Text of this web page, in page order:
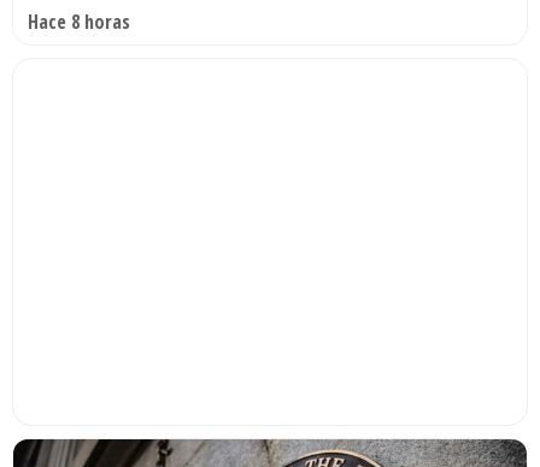
Hace 8 horas